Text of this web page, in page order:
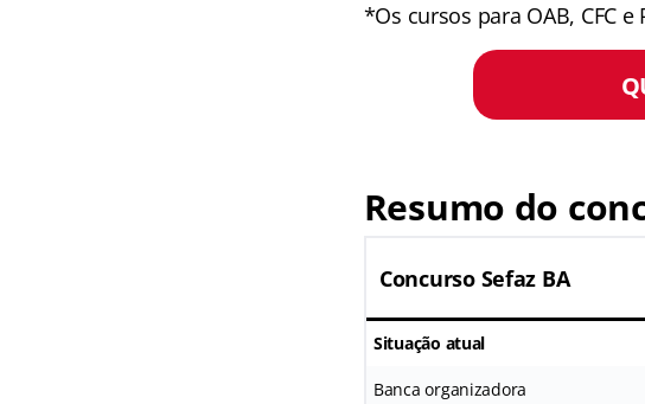
*Os cursos para OAB, CFC
Resumo do
Concurso Sefaz BA
Situação atual
Banca organizadora